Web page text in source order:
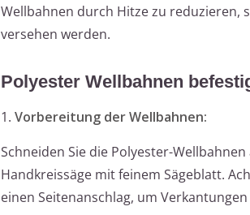
Wellbahnen durch Hitze zu
versehen werden.
Polyester Wellbahnen
1. Vorbereitung der Wellbahnen:
Schneiden Sie die Polyester-
Handkreissäge mit feinem Sägeblatt.
einen Seitenanschlag, um